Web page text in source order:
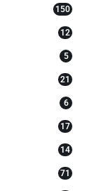
150
12
5
21
6
17
14
71